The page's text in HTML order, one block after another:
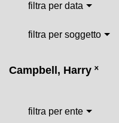
filtra per data
filtra per soggetto
Campbell, Harry ˟
filtra per ente